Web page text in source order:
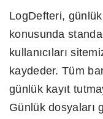
LogDefteri,
konusunda
kullanıcıları
kaydeder. Tüm
günlük kayıt
Günlük dosyaları